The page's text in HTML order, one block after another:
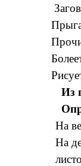
Из
На
На